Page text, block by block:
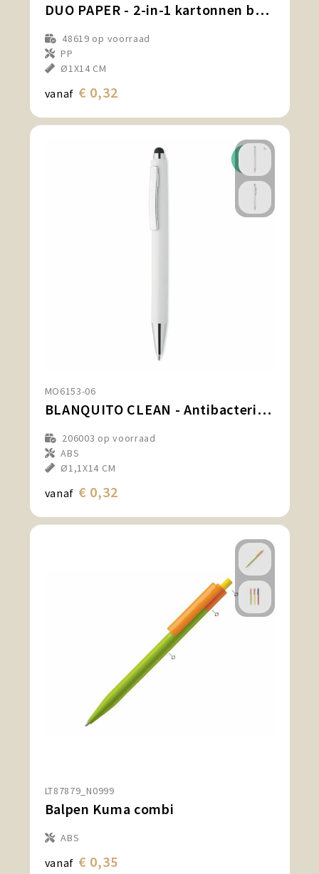
DUO PAPER - 2-in-1 kartonnen balpen
48619 op voorraad
PP
Ø1X14 CM
vanaf € 0,32
MO6153-06
BLANQUITO CLEAN - Antibacteriële stylus balpen
206003 op voorraad
ABS
Ø1,1X14 CM
vanaf € 0,32
LT87879_N0999
Balpen Kuma combi
ABS
vanaf € 0,35